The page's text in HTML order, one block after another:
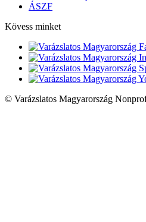
ÁSZF
Kövess minket
© Varázslatos Magyarország